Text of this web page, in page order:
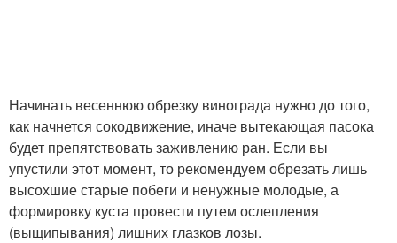
Начинать весеннюю обрезку винограда нужно до того,
как начнется сокодвижение, иначе вытекающая пасока
будет препятствовать заживлению ран. Если вы
упустили этот момент, то рекомендуем обрезать лишь
высохшие старые побеги и ненужные молодые, а
формировку куста провести путем ослепления
(выщипывания) лишних глазков лозы.